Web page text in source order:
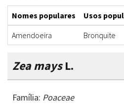
Nomes populares Usos
Amendoeira
Bronquite
Zea maysL.
Família: Poaceae